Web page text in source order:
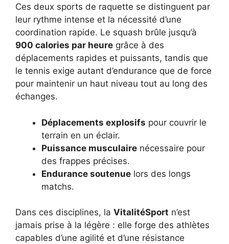
Ces deux sports de raquette se distinguent par
leur rythme intense et la nécessité d’une
coordination rapide. Le squash brûle jusqu’à
900 calories par heure grâce à des
déplacements rapides et puissants, tandis que
le tennis exige autant d’endurance que de force
pour maintenir un haut niveau tout au long des
échanges.
Déplacements explosifs pour couvrir le
terrain en un éclair.
Puissance musculaire nécessaire pour
des frappes précises.
Endurance soutenue lors des longs
matchs.
Dans ces disciplines, la VitalitéSport n’est
jamais prise à la légère : elle forge des athlètes
capables d’une agilité et d’une résistance